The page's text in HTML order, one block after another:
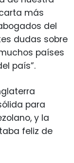
más
del
dudas sobre
países
país”.
para
y la
feliz de